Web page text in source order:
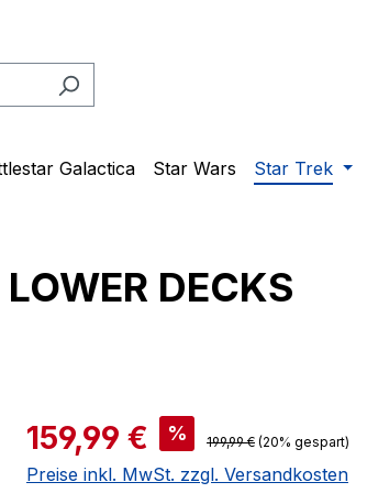
Galactica Star Wars Star Trek
DECKS
Verkaufspreis:
159,99 € % Regulärer Preis:
199,99 € (20% gespart)
Preise inkl. MwSt. zzgl. Versandkosten